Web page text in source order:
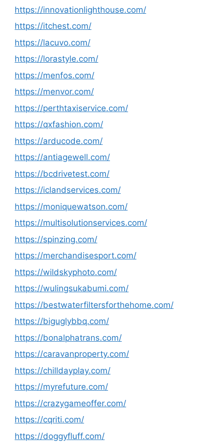
https://innovationlighthouse.com/
https://itchest.com/
https://lacuvo.com/
https://lorastyle.com/
https://menfos.com/
https://menvor.com/
https://perthtaxiservice.com/
https://qxfashion.com/
https://arducode.com/
https://antiagewell.com/
https://bcdrivetest.com/
https://iclandservices.com/
https://moniquewatson.com/
https://multisolutionservices.com/
https://spinzing.com/
https://merchandisesport.com/
https://wildskyphoto.com/
https://wulingsukabumi.com/
https://bestwaterfiltersforthehome.com/
https://biguglybbq.com/
https://bonalphatrans.com/
https://caravanproperty.com/
https://chilldayplay.com/
https://myrefuture.com/
https://crazygameoffer.com/
https://cqriti.com/
https://doggyfluff.com/